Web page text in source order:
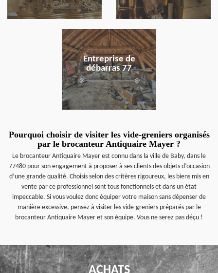
Entreprise de
débarras 77
en savoir plus
Pourquoi choisir de visiter les vide-greniers organisés
par le brocanteur Antiquaire Mayer ?
Le brocanteur Antiquaire Mayer est connu dans la ville de Baby, dans le
77480 pour son engagement à proposer à ses clients des objets d’occasion
d’une grande qualité. Choisis selon des critères rigoureux, les biens mis en
vente par ce professionnel sont tous fonctionnels et dans un état
impeccable. Si vous voulez donc équiper votre maison sans dépenser de
manière excessive, pensez à visiter les vide-greniers préparés par le
brocanteur Antiquaire Mayer et son équipe. Vous ne serez pas déçu !
ACHATS